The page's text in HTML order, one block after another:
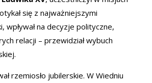
się z najważniejszymi
wpływał na decyzje polityczne,
relacji – przewidział wybuch
rzemiosło jubilerskie. W Wiedniu